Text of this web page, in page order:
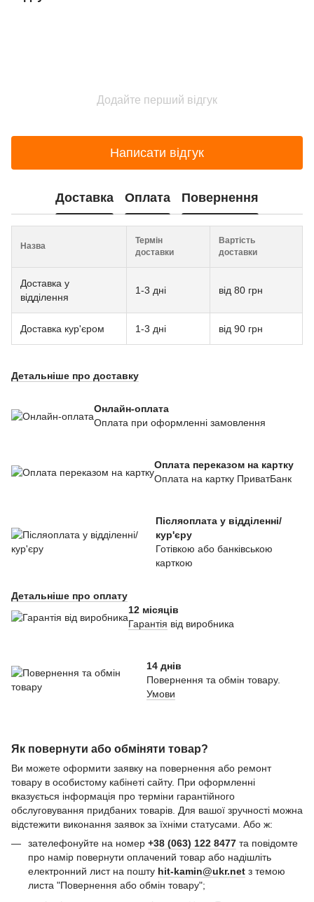
Додайте перший відгук
Написати відгук
Доставка Оплата Повернення
Назва
Термін
доставки
Вартість
доставки
Доставка у
відділення
1-3 дні від 80 грн
Доставка кур'єром 1-3 дні від 90 грн
Детальніше про доставку
Онлайн-оплата
Оплата при оформленні замовлення
Оплата переказом на картку
Оплата на картку ПриватБанк
Післяоплата у відділенні/
кур'єру
Готівкою або банківською
карткою
Детальніше про оплату
12 місяців
Гарантія від виробника
14 днів
Повернення та обмін товару.
Умови
Як повернути або обміняти товар?
Ви можете оформити заявку на повернення або ремонт
товару в особистому кабінеті сайту. При оформленні
вказується інформація про терміни гарантійного
обслуговування придбаних товарів. Для вашої зручності можна
відстежити виконання заявок за їхніми статусами. Або ж:
зателефонуйте на номер +38 (063) 122 8477 та повідомте
про намір повернути оплачений товар або надішліть
електронний лист на пошту hit-kamin@ukr.net з темою
листа "Повернення або обмін товару";